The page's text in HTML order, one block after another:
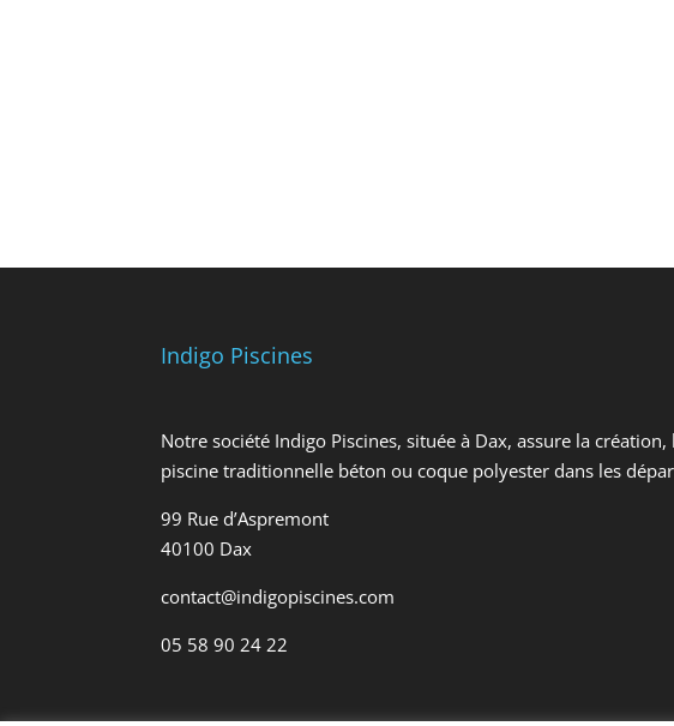
Indigo Piscines
Notre société Indigo Piscines, située à Dax, assure la
piscine traditionnelle béton ou coque polyester dans les
99 Rue d’Aspremont
40100 Dax
contact@indigopiscines.com
05 58 90 24 22